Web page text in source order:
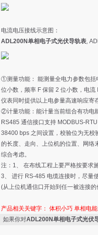
电流电压接线示意图：
ADL200N单相电子式光伏导轨表,
①测量功能： 能测量全电力参数包括
位小数，频率 F 保留 2 位小数，电
仪表同时提供以上电参量高速响应寄
②计量功能：能计量当前组合有功电
RS485 通信接口支持 MODBUS-
38400 bps 之间设置，校验位为无校
的长度、走向、上位机的位置、网络
综合考虑。
注：1、 在布线工程上要严格按要求
3、 进行 RS-485 电缆连接时，尽量
(从上位机通信口开始到任一被连接
产品相关关键字： 体积小巧 单相电
如果你对ADL200N单相电子式光伏